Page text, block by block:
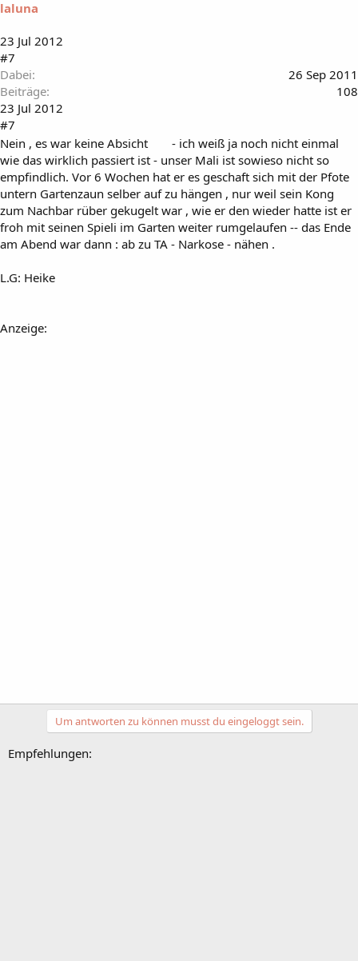
laluna
23 Jul 2012
#7
Dabei
26 Sep 2011
Beiträge
108
23 Jul 2012
#7
Nein , es war keine Absicht
- ich weiß ja noch nicht einmal
wie das wirklich passiert ist - unser Mali ist sowieso nicht so
empfindlich. Vor 6 Wochen hat er es geschaft sich mit der Pfote
untern Gartenzaun selber auf zu hängen , nur weil sein Kong
zum Nachbar rüber gekugelt war , wie er den wieder hatte ist er
froh mit seinen Spieli im Garten weiter rumgelaufen -- das Ende
am Abend war dann : ab zu TA - Narkose - nähen .
L.G: Heike
Anzeige:
Um antworten zu können musst du eingeloggt sein.
Empfehlungen: